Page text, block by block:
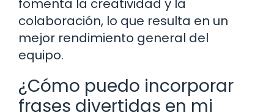
colaboración, lo que resulta en un
mejor rendimiento general del
equipo.
¿Cómo puedo incorporar
frases divertidas en mi